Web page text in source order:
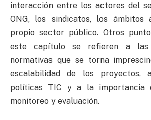
interacción entre los actores del
ONG, los sindicatos, los ámbitos
propio sector público. Otros
este capítulo se refieren a las
normativas que se torna
escalabilidad de los
políticas TIC y a la importancia
monitoreo y evaluación.